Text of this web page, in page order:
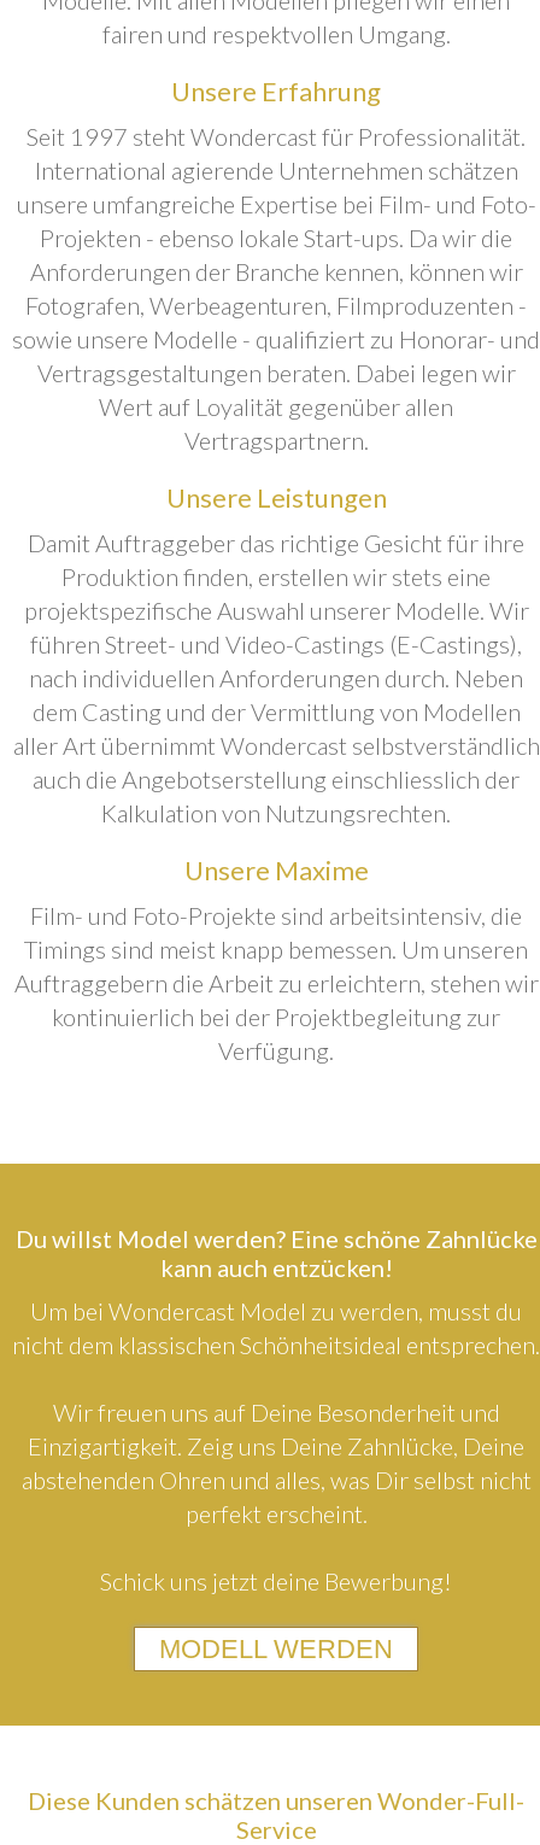
fairen und respektvollen Umgang.
Unsere Erfahrung
Seit 1997 steht Wondercast für Professionalität.
International agierende Unternehmen schätzen
unsere umfangreiche Expertise bei Film- und Foto-
Projekten - ebenso lokale Start-ups. Da wir die
Anforderungen der Branche kennen, können wir
Fotografen, Werbeagenturen, Filmproduzenten -
sowie unsere Modelle - qualifiziert zu Honorar- und
Vertragsgestaltungen beraten. Dabei legen wir
Wert auf Loyalität gegenüber allen
Vertragspartnern.
Unsere Leistungen
Damit Auftraggeber das richtige Gesicht für ihre
Produktion finden, erstellen wir stets eine
projektspezifische Auswahl unserer Modelle. Wir
führen Street- und Video-Castings (E-Castings),
nach individuellen Anforderungen durch. Neben
dem Casting und der Vermittlung von Modellen
aller Art übernimmt Wondercast selbstverständlich
auch die Angebotserstellung einschliesslich der
Kalkulation von Nutzungsrechten.
Unsere Maxime
Film- und Foto-Projekte sind arbeitsintensiv, die
Timings sind meist knapp bemessen. Um unseren
Auftraggebern die Arbeit zu erleichtern, stehen wir
kontinuierlich bei der Projektbegleitung zur
Verfügung.
Du willst Model werden? Eine schöne Zahnlücke
kann auch entzücken!
Um bei Wondercast Model zu werden, musst du
nicht dem klassischen Schönheitsideal entsprechen.
Wir freuen uns auf Deine Besonderheit und
Einzigartigkeit. Zeig uns Deine Zahnlücke, Deine
abstehenden Ohren und alles, was Dir selbst nicht
perfekt erscheint.
Schick uns jetzt deine Bewerbung!
MODELL WERDEN
Diese Kunden schätzen unseren Wonder-Full-
Service